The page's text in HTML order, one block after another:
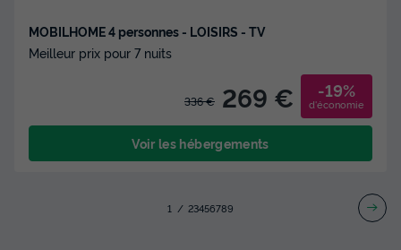
MOBILHOME 4 personnes - LOISIRS - TV
Meilleur prix pour 7 nuits
336 € 269 € -19%
d'économie
Voir les hébergements
1 23456789